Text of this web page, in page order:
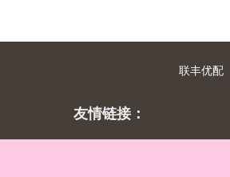
联丰优配
友情链接：